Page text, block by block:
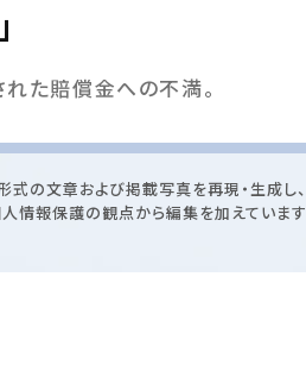
た賠償金への不満。
式の文章および掲載写真を再現・生成し、
情報保護の観点から編集を加えています